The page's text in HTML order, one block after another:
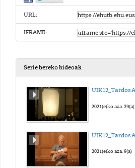
URL:
IFRAME:
Serie bereko bideoak
2021(e)ko aza. 29(a)
2021(e)ko aza. 9(a)